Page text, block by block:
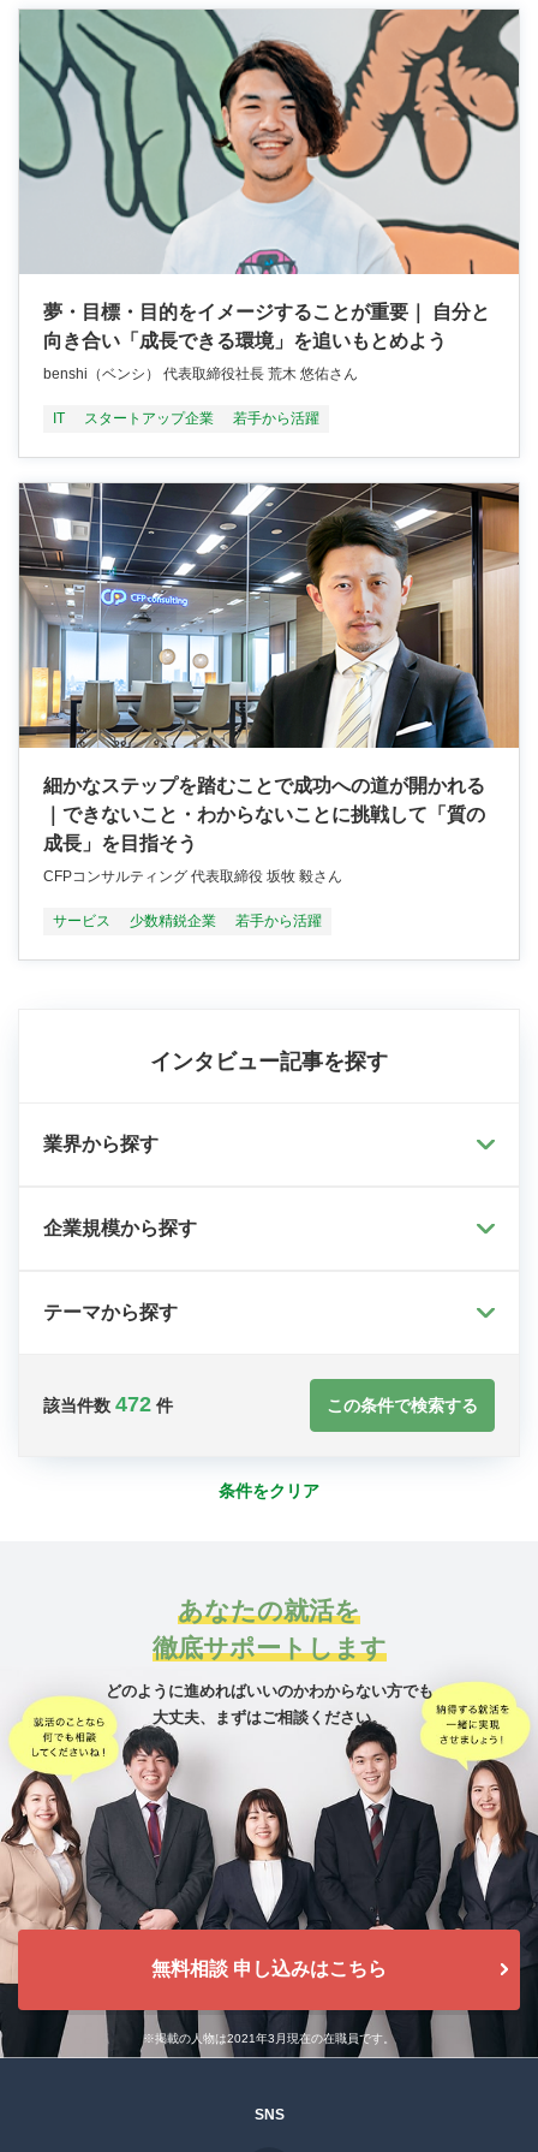
夢・目標・目的をイメージすることが重要｜ 自分と
向き合い「成長できる環境」を追いもとめよう
benshi（ベンシ） 代表取締役社長 荒木 悠佑さん
IT スタートアップ企業 若手から活躍
細かなステップを踏むことで成功への道が開かれる
｜できないこと・わからないことに挑戦して「質の
成長」を目指そう
CFPコンサルティング 代表取締役 坂牧 毅さん
サービス 少数精鋭企業 若手から活躍
インタビュー記事を探す
業界から探す
企業規模から探す
テーマから探す
該当件数 472 件 この条件で検索する
条件をクリア
あなたの就活を
徹底サポートします
どのように進めればいいのかわからない方でも
大丈夫、
まずはご相談ください。
無料相談 申し込みはこちら
※掲載の人物は2021年3月現在の在職員です。
SNS